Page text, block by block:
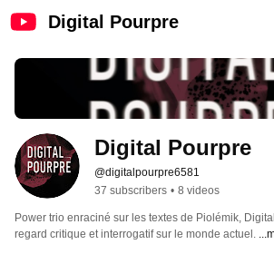
Digital Pourpre
Digital Pourpre
@digitalpourpre6581
37 subscribers • 8 videos
Power trio enraciné sur les textes de Piolémik,
regard critique et interrogatif sur le monde actuel.